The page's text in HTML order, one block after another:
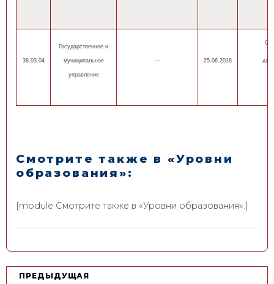
38.03.04
Государственное и
муниципальное
управление
— 25.06.2018
Смотрите также в «Уровни
образования»:
{module Смотрите также в «Уровни образования»:}
НПРЕДЫДУЩАЯ